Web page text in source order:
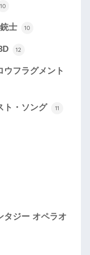
10
士 10
12
ウフラグメント
ト・ソング 11
タジー オペラオ